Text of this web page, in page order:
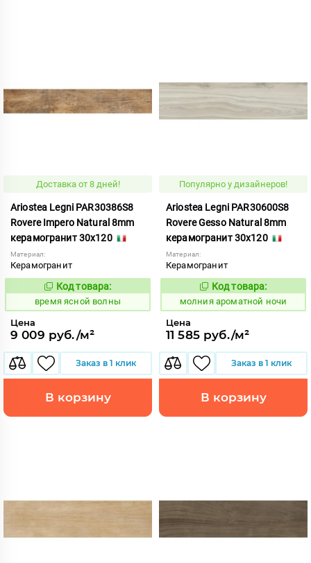
Доставка от 8 дней!
Ariostea Legni PAR30386S8
Rovere Impero Natural 8mm
керамогранит 30x120
Материал:
Керамогранит
234262
Код товара:
время ясной волны
Цена
9 009 руб./м²
Заказ в 1 клик
В корзину
Популярно у дизайнеров!
Ariostea Legni PAR30600S8
Rovere Gesso Natural 8mm
керамогранит 30x120
Материал:
Керамогранит
1000311
Код товара:
молния ароматной ночи
Цена
11 585 руб./м²
Заказ в 1 клик
В корзину